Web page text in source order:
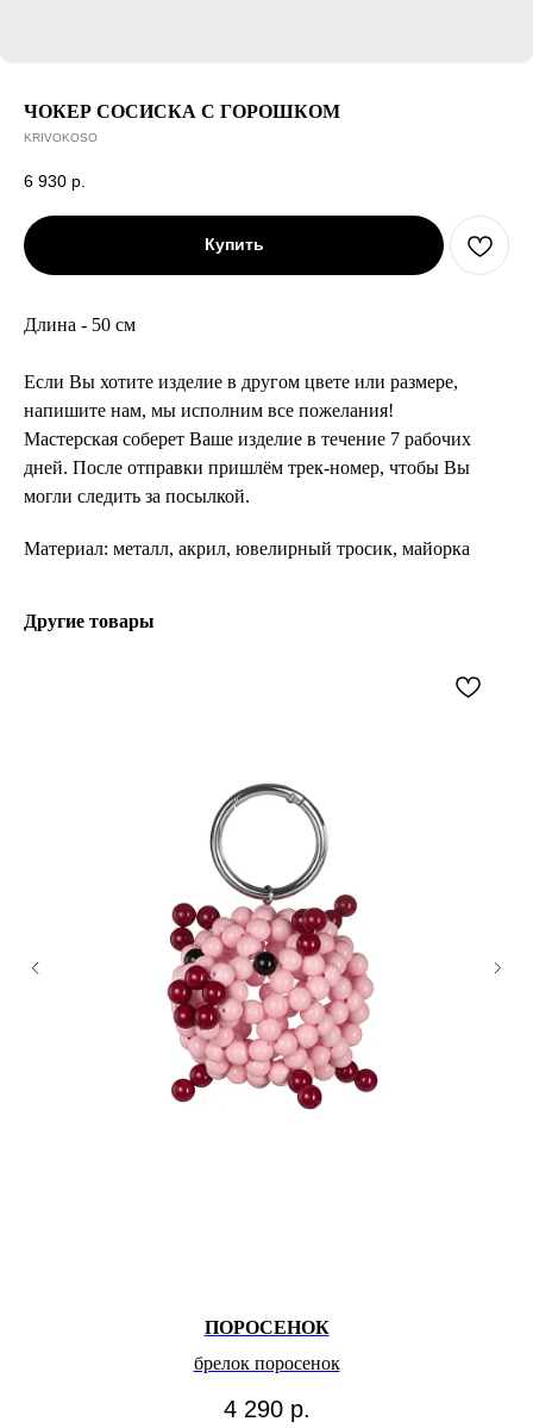
ЧОКЕР СОСИСКА С ГОРОШКОМ
KRIVOKOSO
6 930 р.
Купить
Длина - 50 см
Если Вы хотите изделие в другом цвете или размере,
напишите нам, мы исполним все пожелания!
Мастерская соберет Ваше изделие в течение 7 рабочих
дней. После отправки пришлём трек-номер, чтобы Вы
могли следить за посылкой.
Материал: металл, акрил, ювелирный тросик, майорка
Другие товары
ПОРОСЕНОК
брелок поросенок
4 290 р.